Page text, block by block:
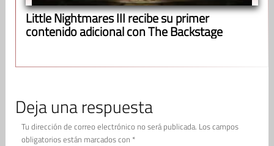
Little Nightmares III recibe su primer
contenido adicional con The Backstage
Deja una respuesta
Tu dirección de correo electrónico no será publicada. Los campos
obligatorios están marcados con *